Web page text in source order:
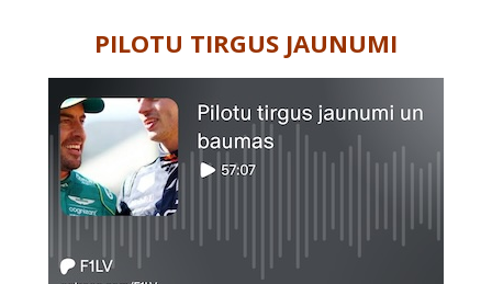
PILOTU TIRGUS JAUNUMI